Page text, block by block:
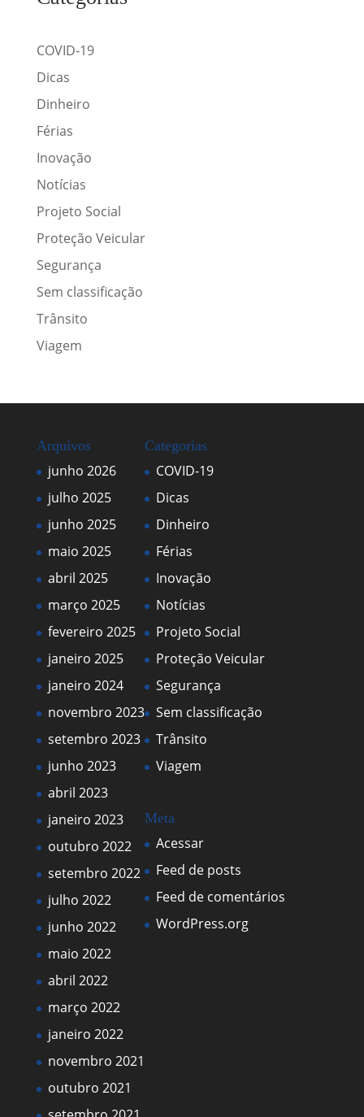
COVID-19
Dicas
Dinheiro
Férias
Inovação
Notícias
Projeto Social
Proteção Veicular
Segurança
Sem classificação
Trânsito
Viagem
Arquivos
junho 2026
julho 2025
junho 2025
maio 2025
abril 2025
março 2025
fevereiro 2025
janeiro 2025
janeiro 2024
novembro 2023
setembro 2023
junho 2023
abril 2023
janeiro 2023
outubro 2022
setembro 2022
julho 2022
junho 2022
maio 2022
abril 2022
março 2022
janeiro 2022
novembro 2021
outubro 2021
Categorias
COVID-19
Dicas
Dinheiro
Férias
Inovação
Notícias
Projeto Social
Proteção Veicular
Segurança
Sem classificação
Trânsito
Viagem
Meta
Acessar
Feed de posts
Feed de comentários
WordPress.org